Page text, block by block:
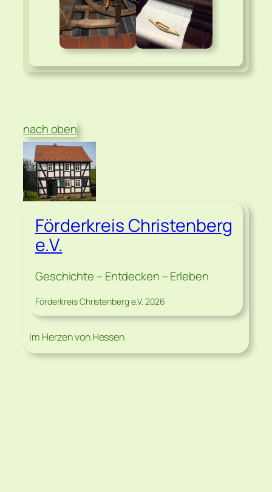
nach oben
Förderkreis Christenberg
e.V.
Geschichte – Entdecken – Erleben
Förderkreis Christenberg e.V. 2026
Im Herzen von Hessen